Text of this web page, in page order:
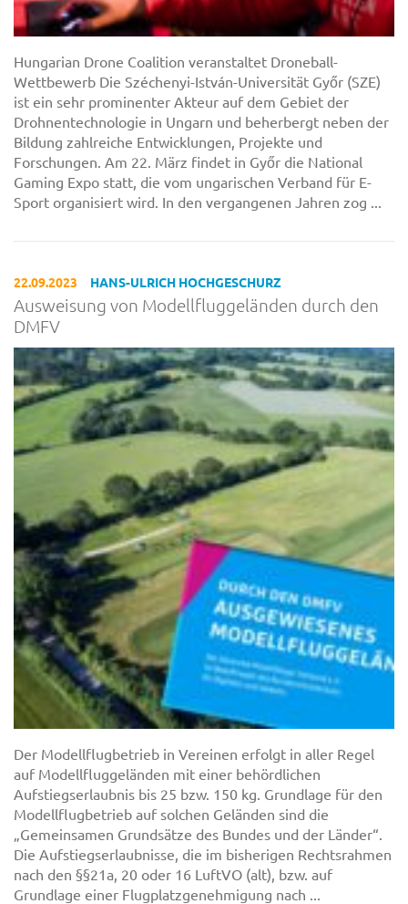
Hungarian Drone Coalition veranstaltet Droneball-
Wettbewerb Die Széchenyi-István-Universität Győr (SZE)
ist ein sehr prominenter Akteur auf dem Gebiet der
Drohnentechnologie in Ungarn und beherbergt neben der
Bildung zahlreiche Entwicklungen, Projekte und
Forschungen. Am 22. März findet in Győr die National
Gaming Expo statt, die vom ungarischen Verband für E-
Sport organisiert wird. In den vergangenen Jahren zog ...
22.09.2023 HANS-ULRICH HOCHGESCHURZ
Ausweisung von Modellfluggeländen durch den
DMFV
Der Modellflugbetrieb in Vereinen erfolgt in aller Regel
auf Modellfluggeländen mit einer behördlichen
Aufstiegserlaubnis bis 25 bzw. 150 kg. Grundlage für den
Modellflugbetrieb auf solchen Geländen sind die
„Gemeinsamen Grundsätze des Bundes und der Länder“.
Die Aufstiegserlaubnisse, die im bisherigen Rechtsrahmen
nach den §§21a, 20 oder 16 LuftVO (alt), bzw. auf
Grundlage einer Flugplatzgenehmigung nach ...